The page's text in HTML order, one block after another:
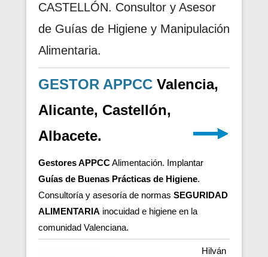
CASTELLÓN. Consultor y Asesor
de Guías de Higiene y Manipulación
Alimentaria.
GESTOR APPCC Valencia,
Alicante, Castellón,
Albacete.
Gestores APPCCAlimentación. Implantar
Guías de Buenas Prácticas de Higiene.
Consultoría y asesoría de normas SEGURIDAD
ALIMENTARIA inocuidad e higiene en la
comunidad Valenciana.
Hilván